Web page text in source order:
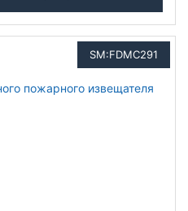
SM:FDMС291